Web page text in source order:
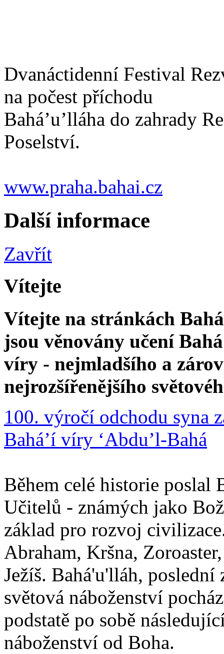
Dvanáctidenní Festival
na počest příchodu
Bahá’u’lláha do zahrady
Poselství.
www.praha.bahai.cz
Další informace
Zavřít
Vítejte
Vítejte na stránkách
jsou věnovány učení
víry - nejmladšího a
nejrozšířenějšího
100. výročí odchodu syna
Bahá’í víry ‘Abdu’l-Bahá
Během celé historie poslal
Učitelů - známých jako
základ pro rozvoj
Abraham, Kršna,
Ježíš. Bahá'u'lláh,
světová náboženství
podstatě po sobě
náboženství od Boha.